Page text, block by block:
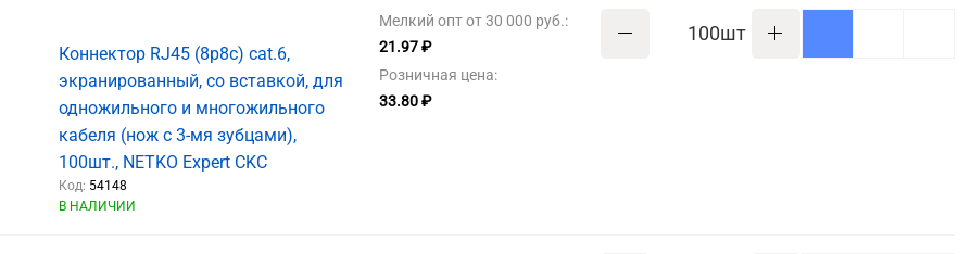
Коннектор RJ45 (8p8c) cat.6,
экранированный, со вставкой, для
одножильного и многожильного
кабеля (нож с 3-мя зубцами),
100шт., NETKO Expert CKC
Код: 54148
В НАЛИЧИИ
Мелкий опт от 30 000 руб.:
21.97 ₽
Розничная цена:
33.80 ₽
шт